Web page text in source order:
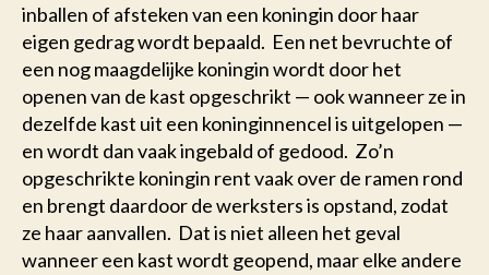
inballen of afsteken van een koningin door haar
eigen gedrag wordt bepaald. Een net bevruchte of
een nog maagdelijke koningin wordt door het
openen van de kast opgeschrikt — ook wanneer ze in
dezelfde kast uit een koninginnencel is uitgelopen —
en wordt dan vaak ingebald of gedood. Zo’n
opgeschrikte koningin rent vaak over de ramen rond
en brengt daardoor de werksters is opstand, zodat
ze haar aanvallen. Dat is niet alleen het geval
wanneer een kast wordt geopend, maar elke andere